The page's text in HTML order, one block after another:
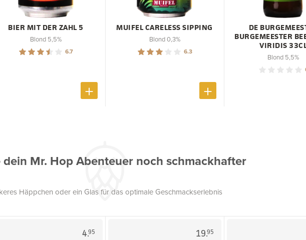
BIER MIT DER ZAHL 5
Blond 5,5%
6.7
MUIFEL CARELESS SIPPING
Blond 0,3%
6.3
DE
BURGEMEESTER
VIRIDIS
Blond 5,5%
dein Mr. Hop Abenteuer noch schmackhafter
Häppchen oder ein Glas für das optimale Geschmackserlebnis
4.95 19.95